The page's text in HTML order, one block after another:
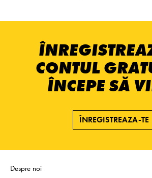
CONTUL
ÎNCEPE SĂ
ÎNREGISTREAZA-TE
Despre noi